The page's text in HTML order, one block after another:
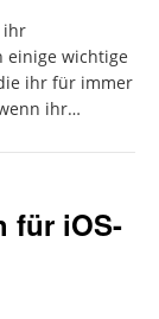
ihr
einige wichtige
ihr für immer
ihr…
für iOS-